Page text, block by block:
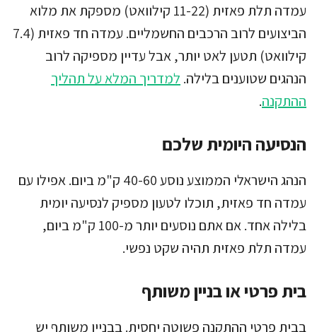
עמדה תלת פאזית (11-22 קילוואט) מספקת את מלוא
הביצועים לרוב הרכבים החשמליים. עמדה חד פאזית (7.4
קילוואט) תטען לאט יותר, אבל עדיין מספיקה לרוב
הנהגים שטוענים בלילה. למדריך המלא על תהליך
ההתקנה.
הנסיעה היומית שלכם
הנהג הישראלי הממוצע נוסע 40-60 ק"מ ביום. אפילו עם
עמדה חד פאזית, תוכלו לטעון מספיק לנסיעה יומית
בלילה אחד. אם אתם נוסעים יותר מ-100 ק"מ ביום,
עמדה תלת פאזית תהיה שקט נפשי.
בית פרטי או בניין משותף
בבית פרטי ההתקנה פשוטה יחסית. בבניין משותף יש